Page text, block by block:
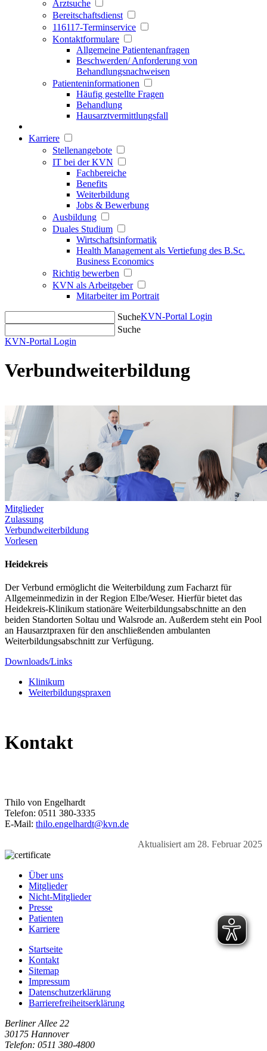
Arztsuche
Bereitschaftsdienst
116117-Terminservice
Kontaktformulare
Allgemeine Patientenanfragen
Beschwerden/ Anforderung von
Behandlungsnachweisen
Patienteninformationen
Häufig gestellte Fragen
Behandlung
Hausarztvermittlungsfall
Karriere
Stellenangebote
IT bei der KVN
Fachbereiche
Benefits
Weiterbildung
Jobs & Bewerbung
Ausbildung
Duales Studium
Wirtschaftsinformatik
Health Management als Vertiefung des B.Sc.
Business Economics
Richtig bewerben
KVN als Arbeitgeber
Mitarbeiter im Portrait
SucheKVN-Portal Login
Suche
KVN-Portal Login
Verbundweiterbildung
Mitglieder
Zulassung
Verbundweiterbildung
Vorlesen
Heidekreis
Der Verbund ermöglicht die Weiterbildung zum Facharzt für
Allgemeinmedizin in der Region Elbe/Weser. Hierfür bietet das
Heidekreis-Klinikum stationäre Weiterbildungsabschnitte an den
beiden Standorten Soltau und Walsrode an. Außerdem steht ein Pool
an Hausarztpraxen für den anschließenden ambulanten
Weiterbildungsabschnitt zur Verfügung.
Downloads/Links
Klinikum
Weiterbildungspraxen
Kontakt
Thilo von Engelhardt
Telefon: 0511 380-3335
E-Mail: thilo.engelhardt@kvn.de
Aktualisiert am 28. Februar 2025
Über uns
Mitglieder
Nicht-Mitglieder
Presse
Patienten
Karriere
Startseite
Kontakt
Sitemap
Impressum
Datenschutzerklärung
Barrierefreiheitserklärung
Berliner Allee 22
30175 Hannover
Telefon: 0511 380-4800